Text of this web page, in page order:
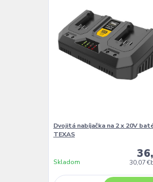
Dvojitá nabíjačka na 2 x 20V
TEXAS
30,07 €
Skladom